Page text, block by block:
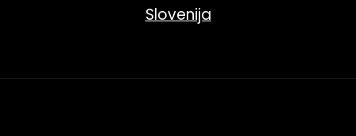
Slovenija